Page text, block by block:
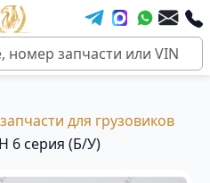
для грузовиков
6 серия (Б/У)